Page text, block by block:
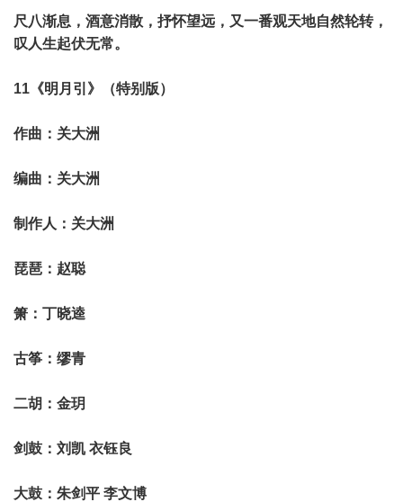
尺八渐息，酒意消散，抒怀望远，又一番观天地自然轮转，
叹人生起伏无常。
11《明月引》（特别版）
作曲：关大洲
编曲：关大洲
制作人：关大洲
琵琶：赵聪
箫：丁晓逵
古筝：缪青
二胡：金玥
剑鼓：刘凯 衣钰良
大鼓：朱剑平 李文博